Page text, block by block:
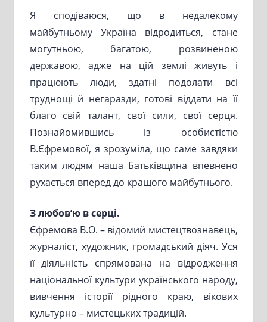
Я сподіваюся, що в недалекому
майбутньому Україна відродиться, стане
могутньою, багатою, розвиненою
державою, адже на цій землі живуть і
працюють люди, здатні подолати всі
труднощі й негаразди, готові віддати на її
благо свій талант, свої сили, свої серця.
Познайомившись із особистістю
В.Єфремової, я зрозуміла, що саме завдяки
таким людям наша Батьківщина впевнено
рухається вперед до кращого майбутнього.
З любов’ю в серці.
Єфремова В.О. – відомий мистецтвознавець,
журналіст, художник, громадський діяч. Уся
її діяльність спрямована на відродження
національної культури українського народу,
вивчення історії рідного краю, вікових
культурно – мистецьких традицій.